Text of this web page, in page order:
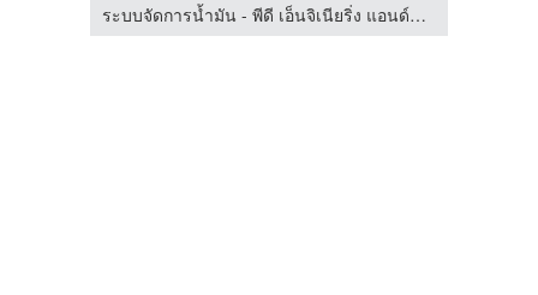
ระบบจัดการน้ำมัน - พีดี เอ็นจิเนียริ่ง แอนด์ซัพพลาย 2018